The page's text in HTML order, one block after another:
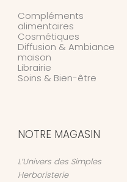
Compléments
alimentaires
Cosmétiques
Diffusion & Ambiance
maison
Librairie
Soins & Bien-être
NOTRE MAGASIN
L’Univers des Simples
Herboristerie